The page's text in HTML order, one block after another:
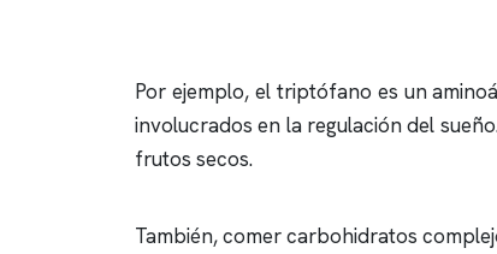
Por ejemplo, el triptófano es un
involucrados en la regulación del
frutos secos.
También, comer carbohidratos